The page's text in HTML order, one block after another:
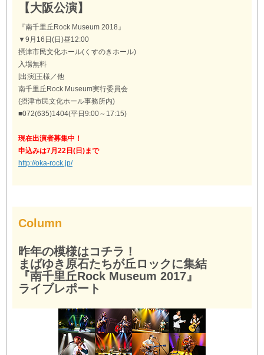
【大阪公演】
『南千里丘Rock Museum 2018』
▼9月16日(日)昼12:00
摂津市民文化ホール(くすのきホール)
入場無料
[出演]王様／他
南千里丘Rock Museum実行委員会
(摂津市民文化ホール事務所内)
■072(635)1404(平日9:00～17:15)
現在出演者募集中！
申込みは7月22日(日)まで
http://oka-rock.jp/
Column
昨年の模様はコチラ！
まばゆき原石たちが丘ロックに集結
『南千里丘Rock Museum 2017』
ライブレポート